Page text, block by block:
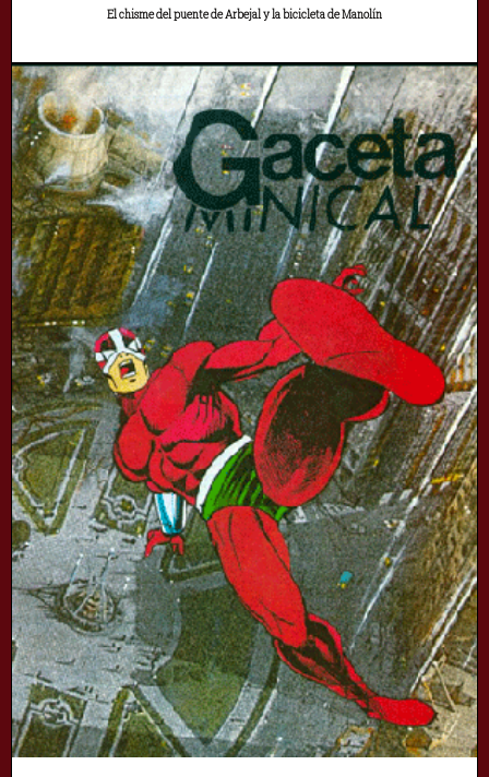
El chisme del puente de Arbejal y la bicicleta de Manolín